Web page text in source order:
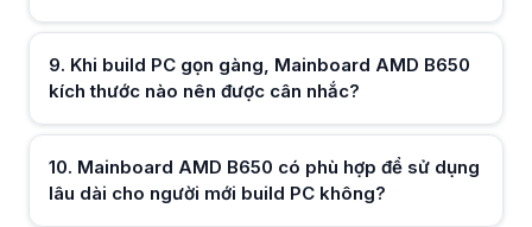
9. Khi build PC gọn gàng, Mainboard AMD B650
kích thước nào nên được cân nhắc?
10. Mainboard AMD B650 có phù hợp để sử dụng
lâu dài cho người mới build PC không?